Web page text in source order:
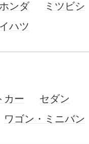
ホンダ
ミツビシ
ハツ
カー
セダン
ワゴン・ミニバン